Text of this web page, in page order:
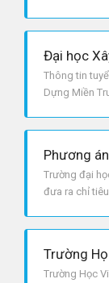
Thông tin
Dựng Miền
Trường đại
đưa ra chỉ
Trường Học